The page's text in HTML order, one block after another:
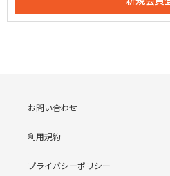
お問い合わせ
利用規約
プライバシーポリシー